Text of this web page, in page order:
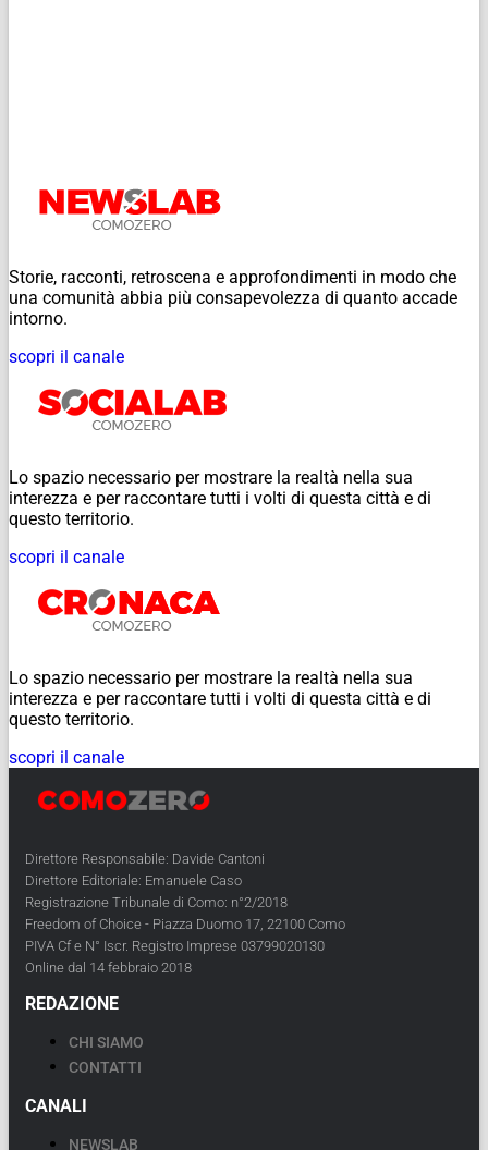
Storie, racconti, retroscena e approfondimenti in modo che
una comunità abbia più consapevolezza di quanto accade
intorno.
scopri il canale
Lo spazio necessario per mostrare la realtà nella sua
interezza e per raccontare tutti i volti di questa città e di
questo territorio.
scopri il canale
Lo spazio necessario per mostrare la realtà nella sua
interezza e per raccontare tutti i volti di questa città e di
questo territorio.
scopri il canale
Direttore Responsabile: Davide Cantoni
Direttore Editoriale: Emanuele Caso
Registrazione Tribunale di Como: n°2/2018
Freedom of Choice - Piazza Duomo 17, 22100 Como
PIVA Cf e N° Iscr. Registro Imprese 03799020130
Online dal 14 febbraio 2018
REDAZIONE
CHI SIAMO
CONTATTI
CANALI
NEWSLAB